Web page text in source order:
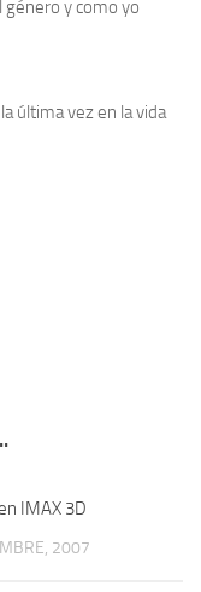
y como yo
última vez en la vida
IMAX 3D
2007